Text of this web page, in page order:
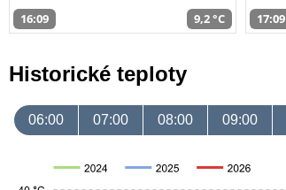
16:09 9,2 °C 17:09
Historické teploty
06:00 07:00 08:00 09:00